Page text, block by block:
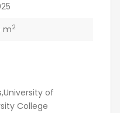
m2
of
College